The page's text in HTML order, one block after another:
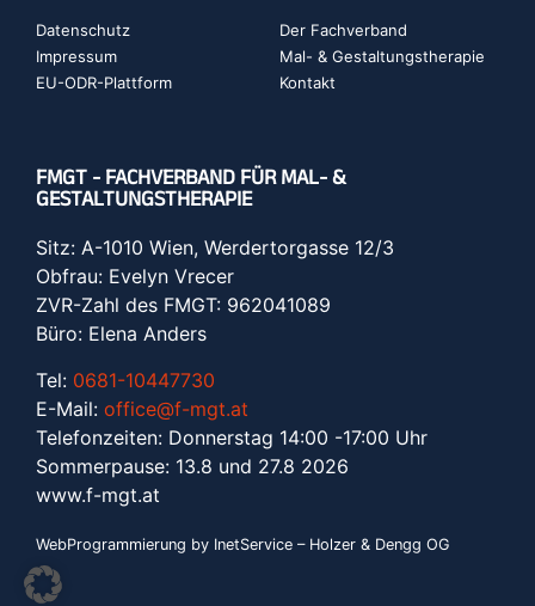
Datenschutz
Impressum
EU-ODR-Plattform
Der Fachverband
Mal- & Gestaltungstherapie
Kontakt
FMGT - FACHVERBAND FÜR MAL- &
GESTALTUNGSTHERAPIE
Sitz: A-1010 Wien, Werdertorgasse 12/3
Obfrau: Evelyn Vrecer
ZVR-Zahl des FMGT: 962041089
Büro: Elena Anders
Tel: 0681-10447730
E-Mail: office@f-mgt.at
Telefonzeiten: Donnerstag 14:00 -17:00 Uhr
Sommerpause: 13.8 und 27.8 2026
www.f-mgt.at
WebProgrammierung by InetService – Holzer & Dengg OG